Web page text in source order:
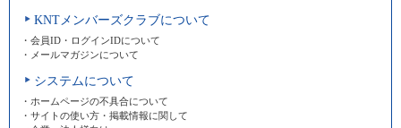
KNTメンバーズクラブについて
・会員ID・ログインIDについて
・メールマガジンについて
システムについて
・ホームページの不具合について
・サイトの使い方・掲載情報に関して